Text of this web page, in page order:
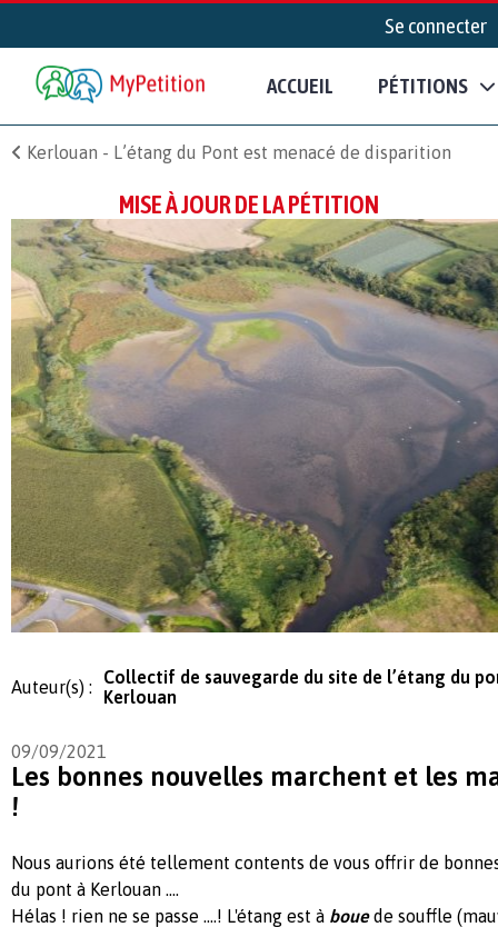
Se connecter
ACCUEIL PÉTITIONS
Kerlouan - L’étang du Pont est menacé de disparition
MISE À JOUR DE LA PÉTITION
Auteur(s) :
Collectif de sauvegarde du site de l’étang du
Kerlouan
09/09/2021
Les bonnes nouvelles marchent et les
!
Nous aurions été tellement contents de vous offrir de
du pont à Kerlouan ….
Hélas ! rien ne se passe ....! L'étang est à bouede souffle